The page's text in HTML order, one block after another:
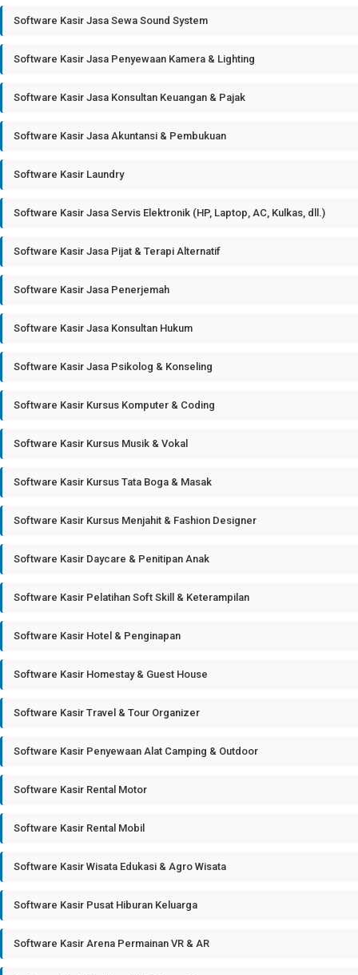
Software Kasir Jasa Sewa Sound System
Software Kasir Jasa Penyewaan Kamera & Lighting
Software Kasir Jasa Konsultan Keuangan & Pajak
Software Kasir Jasa Akuntansi & Pembukuan
Software Kasir Laundry
Software Kasir Jasa Servis Elektronik (HP, Laptop, AC, Kulkas, dll.)
Software Kasir Jasa Pijat & Terapi Alternatif
Software Kasir Jasa Penerjemah
Software Kasir Jasa Konsultan Hukum
Software Kasir Jasa Psikolog & Konseling
Software Kasir Kursus Komputer & Coding
Software Kasir Kursus Musik & Vokal
Software Kasir Kursus Tata Boga & Masak
Software Kasir Kursus Menjahit & Fashion Designer
Software Kasir Daycare & Penitipan Anak
Software Kasir Pelatihan Soft Skill & Keterampilan
Software Kasir Hotel & Penginapan
Software Kasir Homestay & Guest House
Software Kasir Travel & Tour Organizer
Software Kasir Penyewaan Alat Camping & Outdoor
Software Kasir Rental Motor
Software Kasir Rental Mobil
Software Kasir Wisata Edukasi & Agro Wisata
Software Kasir Pusat Hiburan Keluarga
Software Kasir Arena Permainan VR & AR